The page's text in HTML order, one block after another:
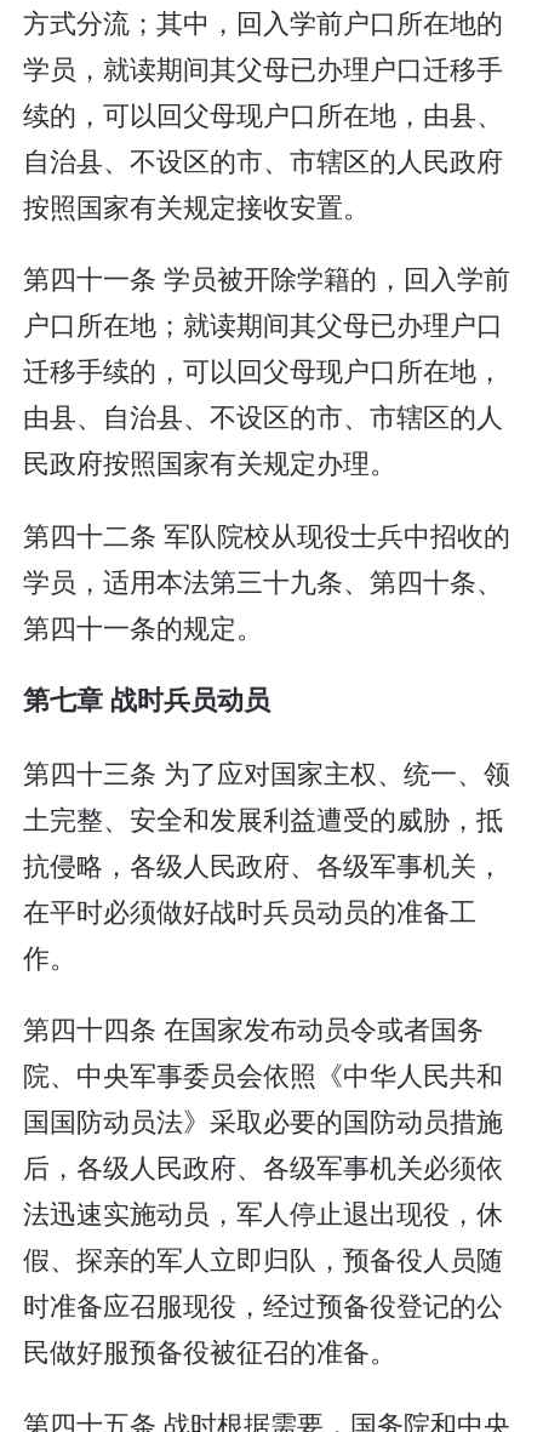
方式分流；其中，回入学前户口所在地的
学员，就读期间其父母已办理户口迁移手
续的，可以回父母现户口所在地，由县、
自治县、不设区的市、市辖区的人民政府
按照国家有关规定接收安置。
第四十一条 学员被开除学籍的，回入学前
户口所在地；就读期间其父母已办理户口
迁移手续的，可以回父母现户口所在地，
由县、自治县、不设区的市、市辖区的人
民政府按照国家有关规定办理。
第四十二条 军队院校从现役士兵中招收的
学员，适用本法第三十九条、第四十条、
第四十一条的规定。
第七章 战时兵员动员
第四十三条 为了应对国家主权、统一、领
土完整、安全和发展利益遭受的威胁，抵
抗侵略，各级人民政府、各级军事机关，
在平时必须做好战时兵员动员的准备工
作。
第四十四条 在国家发布动员令或者国务
院、中央军事委员会依照《中华人民共和
国国防动员法》采取必要的国防动员措施
后，各级人民政府、各级军事机关必须依
法迅速实施动员，军人停止退出现役，休
假、探亲的军人立即归队，预备役人员随
时准备应召服现役，经过预备役登记的公
民做好服预备役被征召的准备。
第四十五条 战时根据需要，国务院和中央